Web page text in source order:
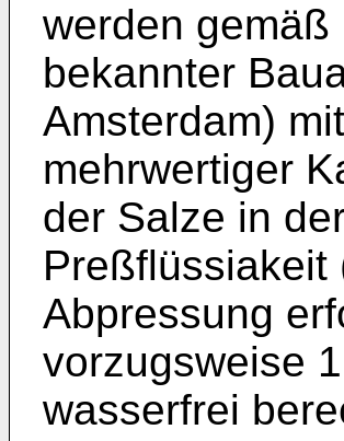
werden
bekannter
Amsterdam)
mehrwertiger
der Salze in
Preßflüssiakeit
Abpressung
vorzugsweise
wasserfrei